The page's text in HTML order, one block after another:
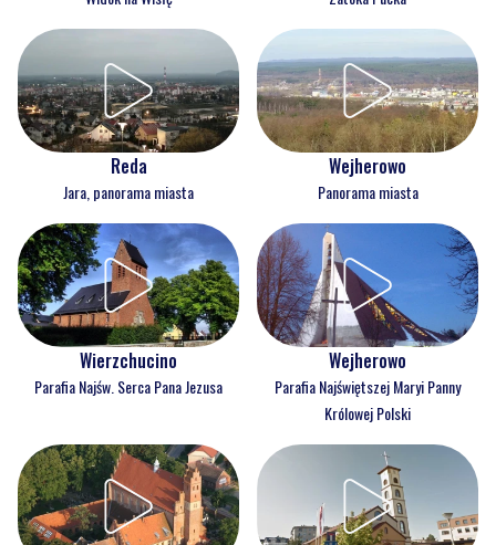
Reda
Jara, panorama miasta
Wejherowo
Panorama miasta
Wierzchucino
Parafia Najśw. Serca Pana Jezusa
Wejherowo
Parafia Najświętszej Maryi Panny
Królowej Polski